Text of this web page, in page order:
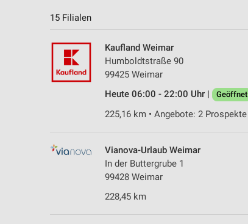
15 Filialen
Kaufland Weimar
Humboldtstraße 90
99425 Weimar
Heute 06:00 - 22:00 Uhr |
Geöffnet
225,16 km • Angebote: 2 Prospekte
Vianova-Urlaub Weimar
In der Buttergrube 1
99428 Weimar
228,45 km